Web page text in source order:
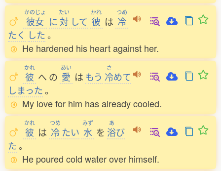
かのじょ
彼女 に
たい
対 して
かれ
彼 は
つめ
冷
たく した。
He hardened his heart against her.
かれ
彼 へ の
あい
愛 は もう
さ
冷めて
しまった。
My love for him has already cooled.
かれ
彼 は
つめ
冷たい
みず
水 を
あ
浴び
た。
He poured cold water over himself.